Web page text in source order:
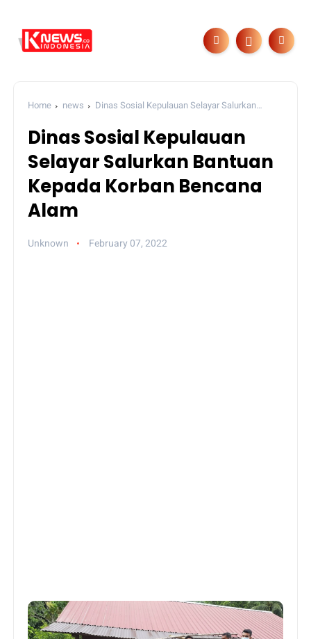
Home news
Dinas Sosial Kepulauan Selayar Salurkan
Dinas Sosial Kepulauan
Selayar Salurkan Bantuan
Kepada Korban Bencana
Alam
Unknown February 07, 2022